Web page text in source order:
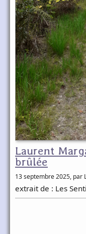
Laurent
brûlée
13 septembre 2025, par
extrait de : Les